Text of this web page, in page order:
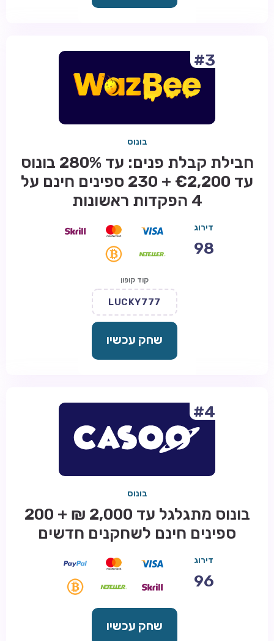
#3
בונוס
חבילת קבלת פנים: עד 280% בונוס
עד €2,200 + 230 ספינים חינם על
4 הפקדות ראשונות
דירוג
98
קוד קופון
LUCKY777
שחק עכשיו
#4
בונוס
בונוס מתגלגל עד 2,000 ₪ + 200
ספינים חינם לשחקנים חדשים
דירוג
96
שחק עכשיו